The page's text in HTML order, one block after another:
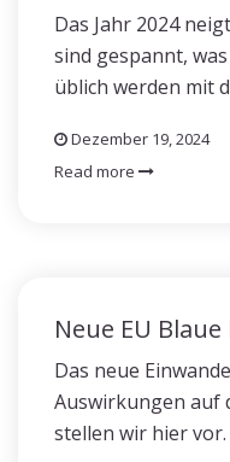
Das Jahr 2024
sind gespannt,
üblich werden mit
Dezember 19, 2024
Read more
Neue EU
Das neue
Auswirkungen auf
stellen wir hier vor.